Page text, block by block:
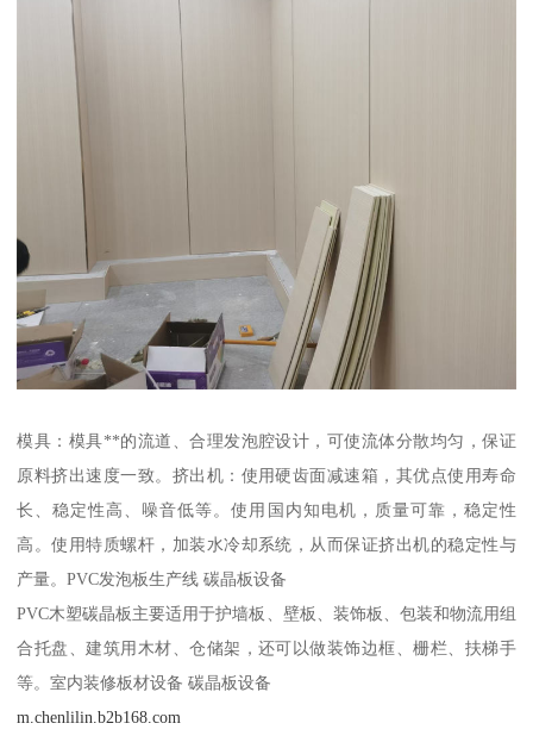
模具：模具**的流道、合理发泡腔设计，可使流体分散均匀，保证
原料挤出速度一致。挤出机：使用硬齿面减速箱，其优点使用寿命
长、稳定性高、噪音低等。使用国内知电机，质量可靠，稳定性
高。使用特质螺杆，加装水冷却系统，从而保证挤出机的稳定性与
产量。PVC发泡板生产线 碳晶板设备
PVC木塑碳晶板主要适用于护墙板、壁板、装饰板、包装和物流用组
合托盘、建筑用木材、仓储架，还可以做装饰边框、栅栏、扶梯手
等。室内装修板材设备 碳晶板设备
m.chenlilin.b2b168.com